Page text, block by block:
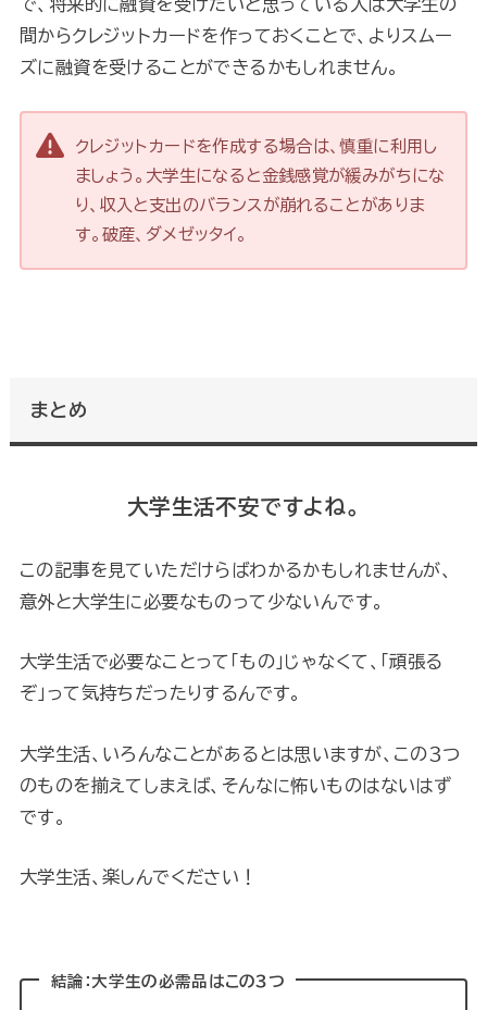
間からクレジットカードを作っておくことで、よりスムー
ズに融資を受けることができるかもしれません。
クレジットカードを作成する場合は、慎重に利用し
ましょう。大学生になると金銭感覚が緩みがちにな
り、収入と支出のバランスが崩れることがありま
す。破産、ダメゼッタイ。
まとめ
大学生活不安ですよね。
この記事を見ていただけらばわかるかもしれませんが、
意外と大学生に必要なものって少ないんです。
大学生活で必要なことって「もの」じゃなくて、「頑張る
ぞ」って気持ちだったりするんです。
大学生活、いろんなことがあるとは思いますが、この３つ
のものを揃えてしまえば、そんなに怖いものはないはず
です。
大学生活、楽しんでください！
結論：大学生の必需品はこの３つ